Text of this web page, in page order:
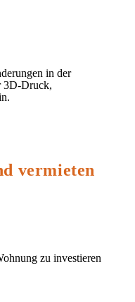
in der
3D-Druck,
vermieten
zu investieren